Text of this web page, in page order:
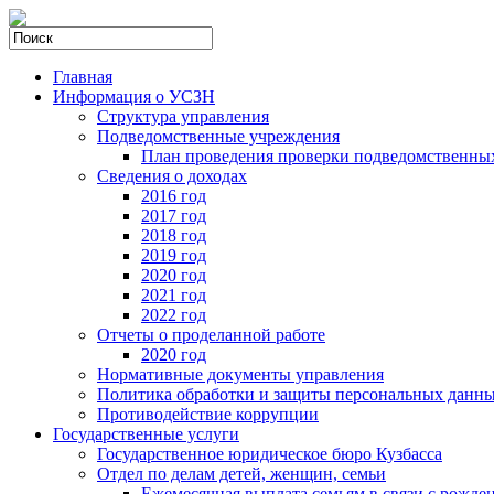
Главная
Информация о УСЗН
Структура управления
Подведомственные учреждения
План проведения проверки
Сведения о доходах
2016 год
2017 год
2018 год
2019 год
2020 год
2021 год
2022 год
Отчеты о проделанной работе
2020 год
Нормативные документы управления
Политика обработки и защиты персональных
Противодействие коррупции
Государственные услуги
Государственное юридическое бюро Кузбасса
Отдел по делам детей, женщин, семьи